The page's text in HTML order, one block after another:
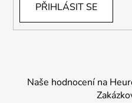
PŘIHLÁSIT SE
Naše hodnocení na